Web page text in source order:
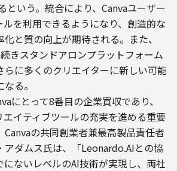
いう。統合により、Canvaユーザー
を利用できるようになり、創造的な
と質の向上が期待される。また、
きスタンドアロンプラットフォーム
らに多くのクリエイターに新しい可能
る。
にとって8番目の企業買収であり、
イティブツールの充実を進める重要
の共同創業者兼最高製品責任者
アダムス氏は、「Leonardo.AIとの協
にないレベルのAI技術が実現し、両社